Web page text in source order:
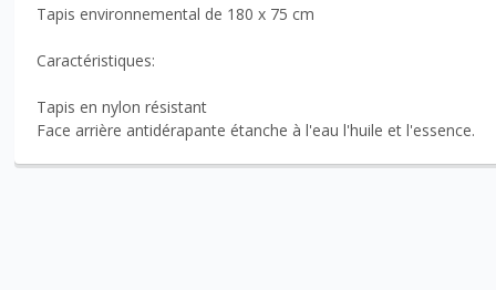
Tapis environnemental de 180 x 75 cm
Caractéristiques:
Tapis en nylon résistant
Face arrière antidérapante étanche à l'eau l'huile et l'essence.